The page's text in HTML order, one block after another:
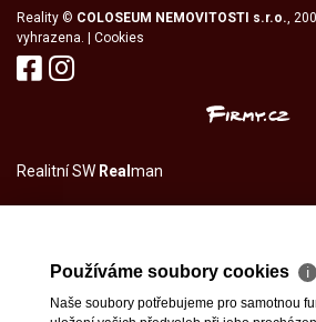
Reality © COLOSEUM NEMOVITOSTI s.r.o.,
vyhrazena. | Cookies
Realitní SW Real man
Používáme soubory cookies ℹ
Naše soubory potřebujeme pro samotnou